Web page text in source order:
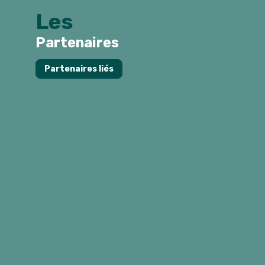
Les
Partenaires
Partenaires liés